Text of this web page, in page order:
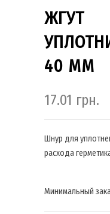
ЖГУТ
40 ММ
17.01 грн.
Шнур для
расхода
Минимальный